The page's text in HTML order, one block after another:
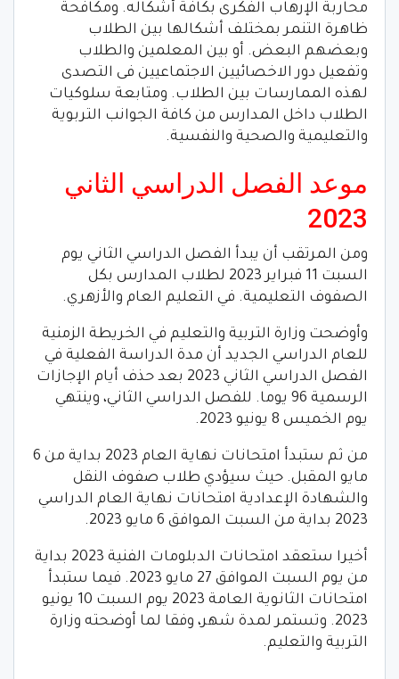
محاربة الإرهاب الفكرى بكافة أشكاله. ومكافحة
ظاهرة التنمر بمختلف أشكالها بين الطلاب
وبعضهم البعض. أو بين المعلمين والطلاب
وتفعيل دور الاخصائيين الاجتماعيين فى التصدى
لهذه الممارسات بين الطلاب. ومتابعة سلوكيات
الطلاب داخل المدارس من كافة الجوانب التربوية
والتعليمية والصحية والنفسية.
موعد الفصل الدراسي الثاني
2023
ومن المرتقب أن يبدأ الفصل الدراسي الثاني يوم
السبت 11 فبراير 2023 لطلاب المدارس بكل
الصفوف التعليمية. في التعليم العام والأزهري.
وأوضحت وزارة التربية والتعليم في الخريطة الزمنية
للعام الدراسي الجديد أن مدة الدراسة الفعلية في
الفصل الدراسي الثاني 2023 بعد حذف أيام الإجازات
الرسمية 96 يوما. للفصل الدراسي الثاني، وينتهي
يوم الخميس 8 يونيو 2023.
من ثم ستبدأ امتحانات نهاية العام 2023 بداية من 6
مايو المقبل. حيث سيؤدي طلاب صفوف النقل
والشهادة الإعدادية امتحانات نهاية العام الدراسي
2023 بداية من السبت الموافق 6 مايو 2023.
أخيرا ستعقد امتحانات الدبلومات الفنية 2023 بداية
من يوم السبت الموافق 27 مايو 2023. فيما ستبدأ
امتحانات الثانوية العامة 2023 يوم السبت 10 يونيو
2023. وتستمر لمدة شهر، وفقا لما أوضحته وزارة
التربية والتعليم.